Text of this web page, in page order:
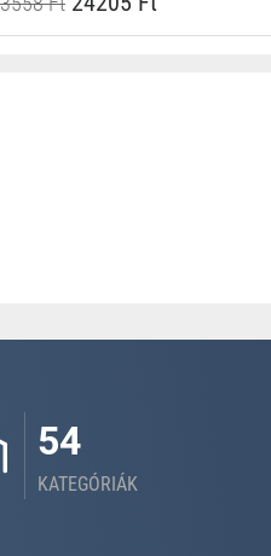
54
KATEGÓRIÁK